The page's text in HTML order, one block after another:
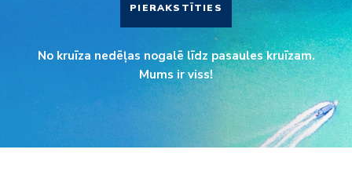
PIERAKSTĪTIES
No kruīza nedēļas nogalē līdz pasaules kruīzam.
Mums ir viss!